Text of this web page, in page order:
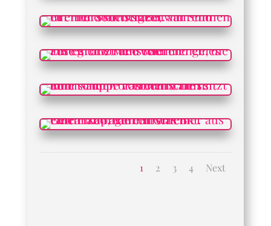
1 2 3 4 Next